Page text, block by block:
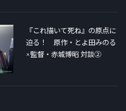
『これ描いて死ね』の原点に
迫る！ 原作・とよ田みのる
×監督・赤城博昭 対談②